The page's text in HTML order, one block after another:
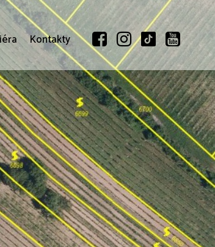
Kontakty